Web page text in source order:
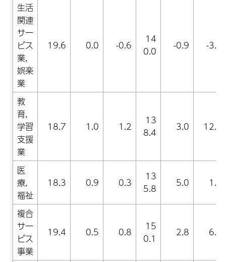
生活
関連
サー
ビス
業,
娯楽
業
19.6 0.0 -0.6
14
0.0
-0.9 -3.7
教
育,
学習
支援
業
18.7 1.0 1.2
13
8.4
3.0 12.4
医
療,
福祉
18.3 0.9 0.3
13
5.8
5.0 1.3
複合
サー
ビス
事業
19.4 0.5 0.8
15
0.1
2.8 6.9